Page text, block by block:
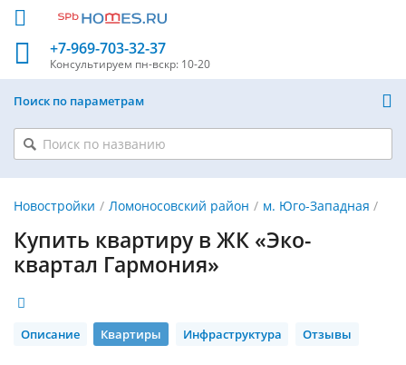
+7-969-703-32-37
Консультируем пн-вскр: 10-20
Поиск по параметрам
Новостройки Ломоносовский район м. Юго-Западная
Купить квартиру в ЖК «Эко-
квартал Гармония»
Описание Квартиры Инфраструктура Отзывы